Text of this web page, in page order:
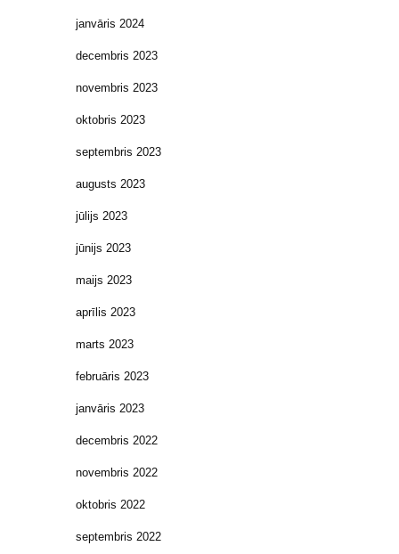
janvāris 2024
decembris 2023
novembris 2023
oktobris 2023
septembris 2023
augusts 2023
jūlijs 2023
jūnijs 2023
maijs 2023
aprīlis 2023
marts 2023
februāris 2023
janvāris 2023
decembris 2022
novembris 2022
oktobris 2022
septembris 2022